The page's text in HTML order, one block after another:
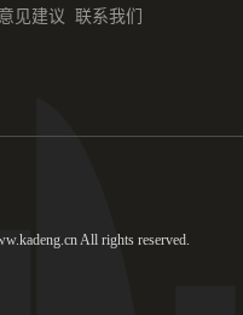
意见建议 联系我们
All rights reserved.